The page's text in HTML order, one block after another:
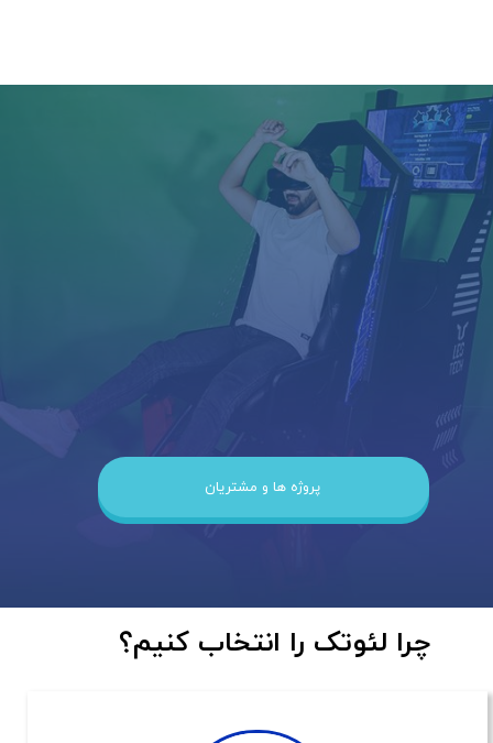
پروژه ها و مشتریان
​​​چرا لئوتک را انتخاب کنیم؟